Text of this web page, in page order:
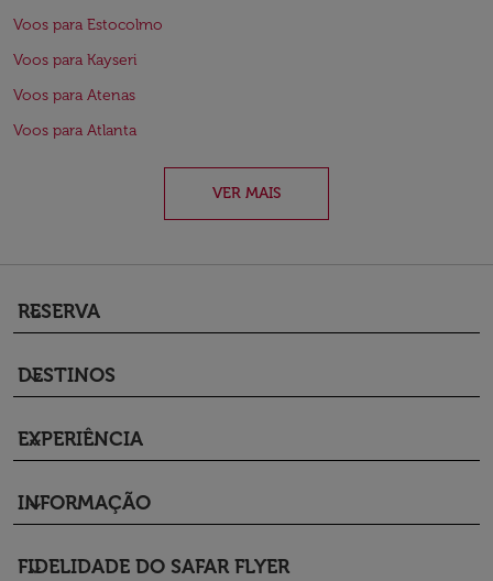
Voos para Estocolmo
Voos para Kayseri
Voos para Atenas
Voos para Atlanta
VER MAIS
RESERVA
keyboard_arrow_down
DESTINOS
keyboard_arrow_down
EXPERIÊNCIA
keyboard_arrow_down
INFORMAÇÃO
keyboard_arrow_down
FIDELIDADE DO SAFAR FLYER
keyboard_arrow_down